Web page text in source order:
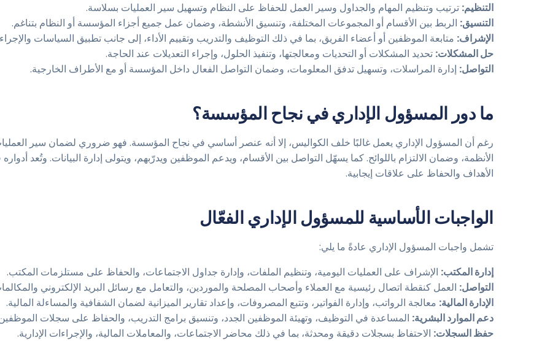
التنظيم: ترتيب وتنظيم المهام والجداول وسير العمل للحفاظ على النظام وتسهيل سير العمليات بسلاسة.
التنسيق: الربط بين الأقسام أو المجموعات المختلفة، وتنسيق الأنشطة، وضمان عمل جميع أجزاء المؤسسة أو النظام بتناغم.
الإشراف: متابعة الموظفين أو أعضاء الفريق، بما في ذلك التوظيف والتدريب وتقييم الأداء، إلى جانب تطبيق السياسات
حل المشكلات: تحديد المشكلات أو التحديات ومعالجتها، وتنفيذ الحلول، وإجراء التعديلات عند الحاجة.
التواصل: إدارة المراسلات، وتسهيل تدفق المعلومات، وضمان التواصل الفعال داخل المؤسسة أو مع الأطراف الخارجية.
ما دور المسؤول الإداري في نجاح المؤسسة؟
رغم أن المسؤول الإداري يعمل غالبًا خلف الكواليس، إلا أنه عنصر أساسي في نجاح المؤسسة. فهو ضروري لضمان سير
الأنظمة، وضمان الالتزام باللوائح. كما يسهّل التواصل بين الأقسام، ويدعم الموظفين ويدرّبهم، ويتولى إدارة البيانات. وتُعد
الأهداف والحفاظ على علاقات إيجابية.
الواجبات الأساسية للمسؤول الإداري الفعّال
تشمل واجبات المسؤول الإداري عادةً ما يلي:
إدارة المكتب: الإشراف على العمليات اليومية، وتنظيم الملفات، وإدارة جداول الاجتماعات، والحفاظ على مستلزمات المكتب.
التواصل: العمل كنقطة اتصال رئيسية مع العملاء وأصحاب المصلحة والموردين، والتعامل مع رسائل البريد الإلكتروني
الإدارة المالية: معالجة الرواتب، وإدارة الفواتير، وتتبع المصروفات، وإعداد تقارير الميزانية لضمان الشفافية والمساءلة المالية.
دعم الموارد البشرية: المساعدة في التوظيف، وتهيئة الموظفين الجدد، وتنسيق برامج التدريب، والحفاظ على سجلات
حفظ السجلات: الاحتفاظ بسجلات دقيقة ومحدثة، بما في ذلك محاضر الاجتماعات، والمعاملات المالية، والإجراءات الإدارية.